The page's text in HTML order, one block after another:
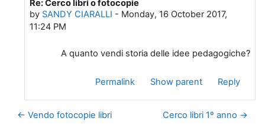
In reply to ILENIA COMISSO NARDI
Re: Cerco libri o fotocopie
by SANDY CIARALLI - Monday, 16 October 2017,
11:24 PM
A quanto vendi storia delle idee pedagogiche?
Permalink Show parent Reply
← Vendo fotocopie libri Cerco libri 1º anno →